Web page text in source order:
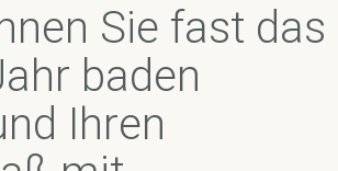
Sie fast das
baden
Ihren